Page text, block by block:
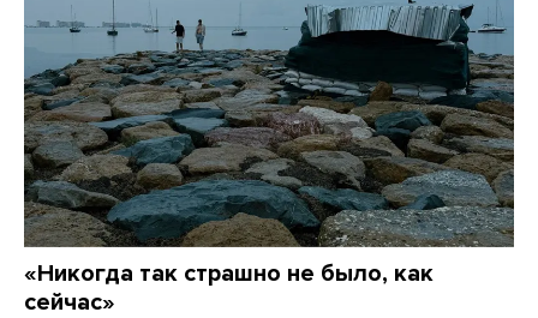
«Никогда так страшно не было, как
сейчас»